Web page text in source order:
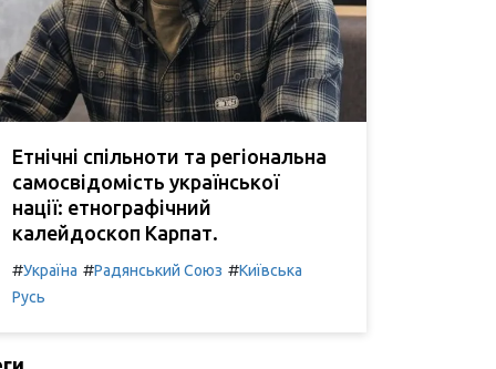
Етнічні спільноти та регіональна
самосвідомість української
нації: етнографічний
калейдоскоп Карпат.
#Україна #Радянський Союз #Київська
Русь